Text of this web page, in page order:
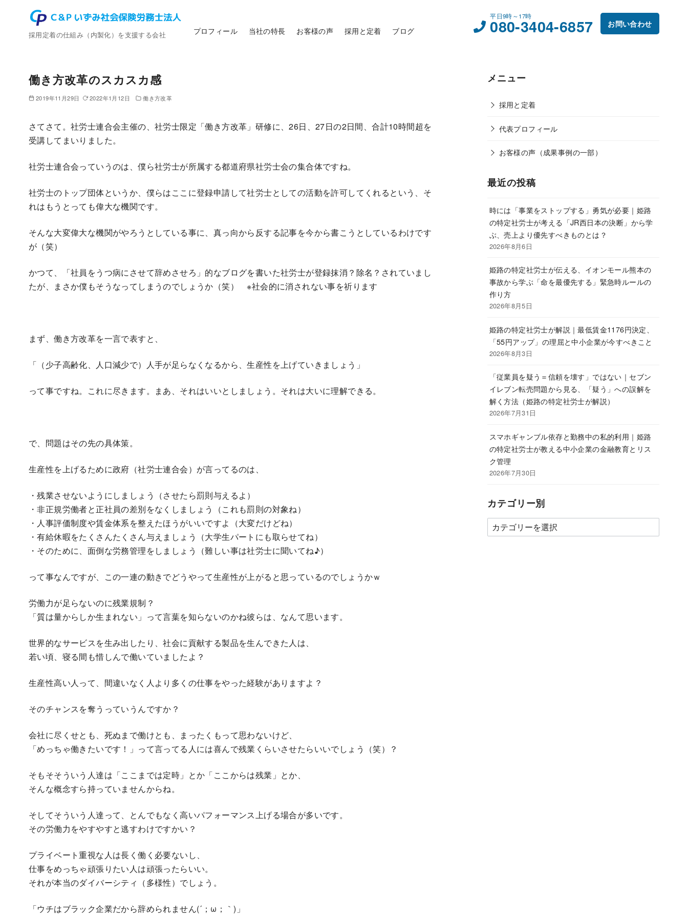
採用定着の仕組み（内製化）を支援する会社 プロフィール 当社の特長 お客様の声 採用と定着 ブログ
平日9時～17時
080-3404-6857 お問い合わせ
働き方改革のスカスカ感
2019年11月29日 2022年1月12日 働き方改革
さてさて。社労士連合会主催の、社労士限定「働き方改革」研修に、26日、27日の2日間、合計10時間超を
受講してまいりました。
社労士連合会っていうのは、僕ら社労士が所属する都道府県社労士会の集合体ですね。
社労士のトップ団体というか、僕らはここに登録申請して社労士としての活動を許可してくれるという、そ
れはもうとっても偉大な機関です。
そんな大変偉大な機関がやろうとしている事に、真っ向から反する記事を今から書こうとしているわけです
が（笑）
かつて、「社員をうつ病にさせて辞めさせろ」的なブログを書いた社労士が登録抹消？除名？されていまし
たが、まさか僕もそうなってしまうのでしょうか（笑） ※社会的に消されない事を祈ります
まず、働き方改革を一言で表すと、
「（少子高齢化、人口減少で）人手が足らなくなるから、生産性を上げていきましょう」
って事ですね。これに尽きます。まあ、それはいいとしましょう。それは大いに理解できる。
で、問題はその先の具体策。
生産性を上げるために政府（社労士連合会）が言ってるのは、
・残業させないようにしましょう（させたら罰則与えるよ）
・非正規労働者と正社員の差別をなくしましょう（これも罰則の対象ね）
・人事評価制度や賃金体系を整えたほうがいいですよ（大変だけどね）
・有給休暇をたくさんたくさん与えましょう（大学生パートにも取らせてね）
・そのために、面倒な労務管理をしましょう（難しい事は社労士に聞いてね♪）
って事なんですが、この一連の動きでどうやって生産性が上がると思っているのでしょうかｗ
労働力が足らないのに残業規制？
「質は量からしか生まれない」って言葉を知らないのかね彼らは、なんて思います。
世界的なサービスを生み出したり、社会に貢献する製品を生んできた人は、
若い頃、寝る間も惜しんで働いていましたよ？
生産性高い人って、間違いなく人より多くの仕事をやった経験がありますよ？
そのチャンスを奪うっていうんですか？
会社に尽くせとも、死ぬまで働けとも、まったくもって思わないけど、
「めっちゃ働きたいです！」って言ってる人には喜んで残業くらいさせたらいいでしょう（笑）？
そもそそういう人達は「ここまでは定時」とか「ここからは残業」とか、
そんな概念すら持っていませんからね。
そしてそういう人達って、とんでもなく高いパフォーマンス上げる場合が多いです。
その労働力をやすやすと逃すわけですかい？
プライベート重視な人は長く働く必要ないし、
仕事をめっちゃ頑張りたい人は頑張ったらいい。
それが本当のダイバーシティ（多様性）でしょう。
「ウチはブラック企業だから辞められません(´；ω；｀)」
メニュー
採用と定着
代表プロフィール
お客様の声（成果事例の一部）
最近の投稿
時には「事業をストップする」勇気が必要｜姫路
の特定社労士が考える「JR西日本の決断」から学
ぶ、売上より優先すべきものとは？
2026年8月6日
姫路の特定社労士が伝える、イオンモール熊本の
事故から学ぶ「命を最優先する」緊急時ルールの
作り方
2026年8月5日
姫路の特定社労士が解説｜最低賃金1176円決定、
「55円アップ」の理屈と中小企業が今すべきこと
2026年8月3日
「従業員を疑う＝信頼を壊す」ではない｜セブン
イレブン転売問題から見る、「疑う」への誤解を
解く方法（姫路の特定社労士が解説）
2026年7月31日
スマホギャンブル依存と勤務中の私的利用｜姫路
の特定社労士が教える中小企業の金融教育とリス
ク管理
2026年7月30日
カテゴリー別
カ
テ